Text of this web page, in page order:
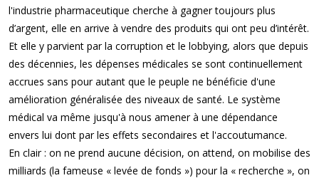
l'industrie pharmaceutique cherche à gagner toujours plus
d’argent, elle en arrive à vendre des produits qui ont peu d’intérêt.
Et elle y parvient par la corruption et le lobbying, alors que depuis
des décennies, les dépenses médicales se sont continuellement
accrues sans pour autant que le peuple ne bénéficie d'une
amélioration généralisée des niveaux de santé. Le système
médical va même jusqu'à nous amener à une dépendance
envers lui dont par les effets secondaires et l'accoutumance.
En clair : on ne prend aucune décision, on attend, on mobilise des
milliards (la fameuse « levée de fonds ») pour la « recherche », on